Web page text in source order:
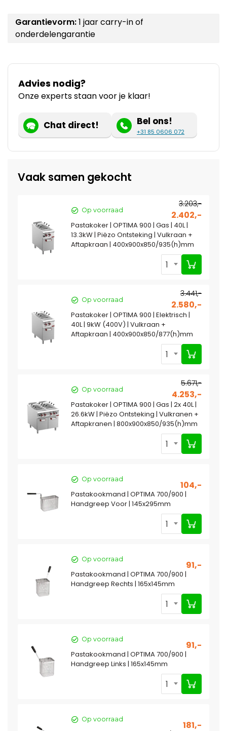
Garantievorm:1 jaar carry-in of
onderdelengarantie
Advies nodig?
Onze experts staan voor je klaar!
Chat direct! Bel ons!
+31 85 0606 072
Vaak samen gekocht
Op voorraad
3.203,-
2.402,-
Pastakoker | OPTIMA 900 | Gas | 40L |
13.3kW | Piëzo Ontsteking | Vulkraan +
Aftapkraan | 400x900x850/935(h)mm
1
Op voorraad
3.441,-
2.580,-
Pastakoker | OPTIMA 900 | Elektrisch |
40L | 9kW (400V) | Vulkraan +
Aftapkraan | 400x900x850/877(h)mm
1
Op voorraad
5.671,-
4.253,-
Pastakoker | OPTIMA 900 | Gas | 2x 40L |
26.6kW | Piëzo Ontsteking | Vulkranen +
Aftapkranen | 800x900x850/935(h)mm
1
Op voorraad
104,-
Pastakookmand | OPTIMA 700/900 |
Handgreep Voor | 145x295mm
1
Op voorraad
91,-
Pastakookmand | OPTIMA 700/900 |
Handgreep Rechts | 165x145mm
1
Op voorraad
91,-
Pastakookmand | OPTIMA 700/900 |
Handgreep Links | 165x145mm
1
Op voorraad
181,-